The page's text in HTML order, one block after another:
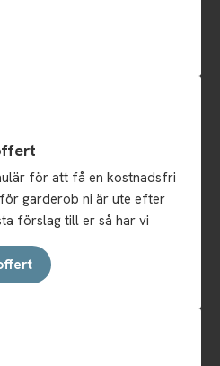
för att få en kostnadsfri
garderob ni är ute efter
förslag till er så har vi